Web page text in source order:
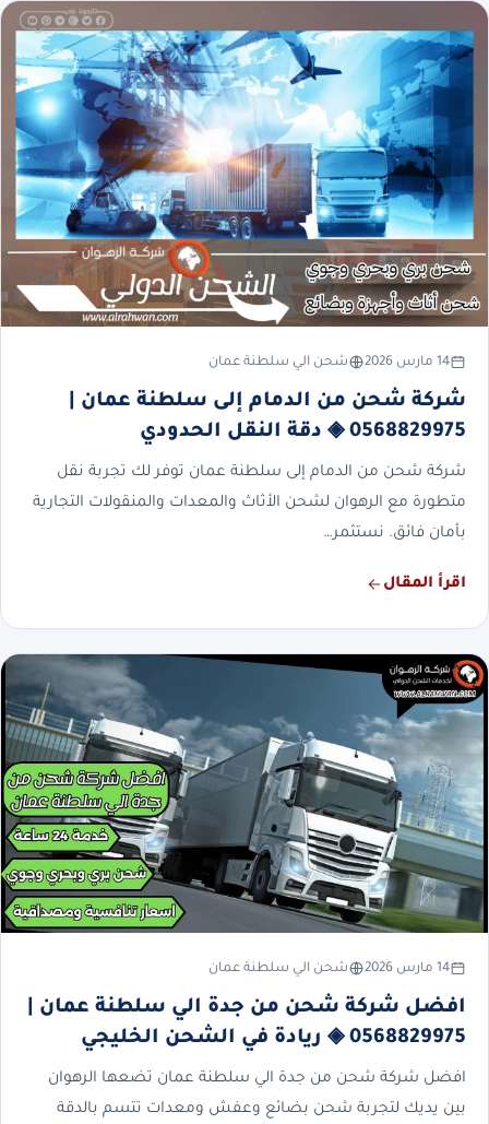
14 مارس 2026 شحن الي سلطنة عمان
شركة شحن من الدمام إلى سلطنة عمان |
0568829975 ◈ دقة النقل الحدودي
شركة شحن من الدمام إلى سلطنة عمان توفر لك تجربة نقل
متطورة مع الرهوان لشحن الأثاث والمعدات والمنقولات التجارية
بأمان فائق. نستثمر…
اقرأ المقال
14 مارس 2026 شحن الي سلطنة عمان
افضل شركة شحن من جدة الي سلطنة عمان |
0568829975 ◈ ريادة في الشحن الخليجي
افضل شركة شحن من جدة الي سلطنة عمان تضعها الرهوان
بين يديك لتجربة شحن بضائع وعفش ومعدات تتسم بالدقة